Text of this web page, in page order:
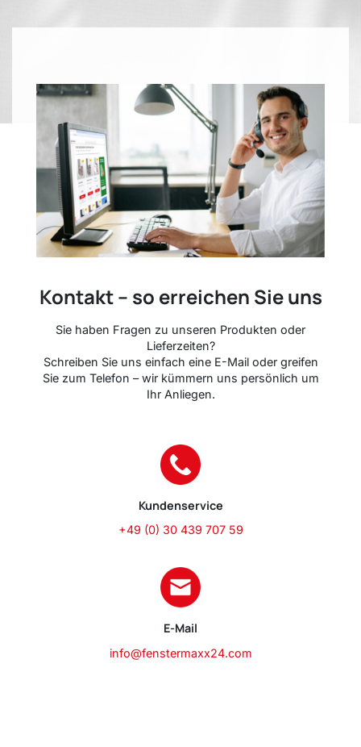
Kontakt – so erreichen Sie uns
Sie haben Fragen zu unseren Produkten oder
Lieferzeiten?
Schreiben Sie uns einfach eine E-Mail oder greifen
Sie zum Telefon – wir kümmern uns persönlich um
Ihr Anliegen.
Kundenservice
+49 (0) 30 439 707 59
E-Mail
info@fenstermaxx24.com